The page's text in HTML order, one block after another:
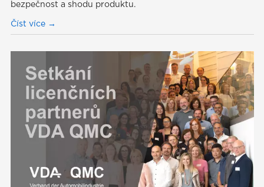
bezpečnost a shodu produktu.
Číst více